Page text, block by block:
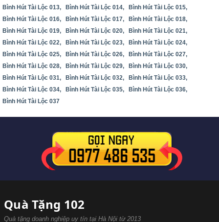
Bình Hút Tài Lộc 013,
Bình Hút Tài Lộc 014,
Bình Hút Tài Lộc 015,
Bình Hút Tài Lộc 016,
Bình Hút Tài Lộc 017,
Bình Hút Tài Lộc 018,
Bình Hút Tài Lộc 019,
Bình Hút Tài Lộc 020,
Bình Hút Tài Lộc 021,
Bình Hút Tài Lộc 022,
Bình Hút Tài Lộc 023,
Bình Hút Tài Lộc 024,
Bình Hút Tài Lộc 025,
Bình Hút Tài Lộc 026,
Bình Hút Tài Lộc 027,
Bình Hút Tài Lộc 028,
Bình Hút Tài Lộc 029,
Bình Hút Tài Lộc 030,
Bình Hút Tài Lộc 031,
Bình Hút Tài Lộc 032,
Bình Hút Tài Lộc 033,
Bình Hút Tài Lộc 034,
Bình Hút Tài Lộc 035,
Bình Hút Tài Lộc 036,
Bình Hút Tài Lộc 037
Quà Tặng 102
Quà tặng doanh nghiệp uy tín tại Hà Nội từ 2013